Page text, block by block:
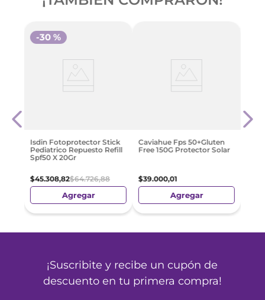
Isdin Fotoprotector Stick
Pediatrico Repuesto Refill
Spf50 X 20Gr
$45.308,82$64.726,88
-30 %
Agregar
Caviahue Fps 50+Gluten
Free 150G Protector Solar
$39.000,01
Agregar
Solar
¡Suscribite y recibe un cupón de
descuento en tu primera compra!